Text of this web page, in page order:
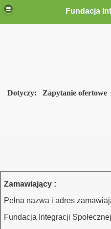
Dotyczy: Zapytanie ofertowe
Zamawiający :
Pełna nazwa i adres
Fundacja Integracji
zaczynamy razem"